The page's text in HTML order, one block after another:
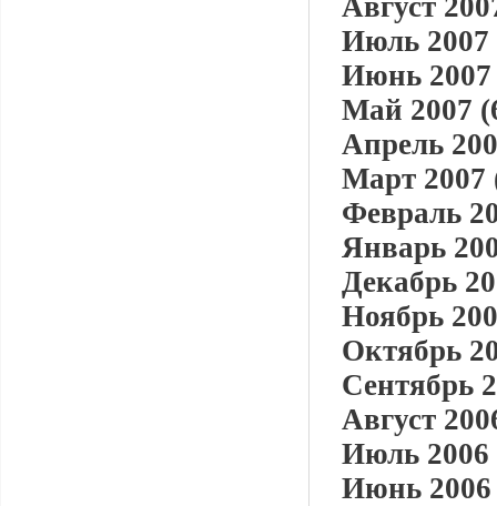
Август
Июль 2007
Июнь 2007
Май 2007
Апрель
Март 2007
Февраль
Январь
Декабрь
Ноябрь
Октябрь
Сентябрь
Август
Июль 2006
Июнь 2006